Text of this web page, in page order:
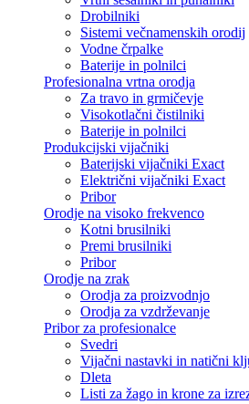
Drobilniki
Sistemi večnamenskih orodij
Vodne črpalke
Baterije in polnilci
Profesionalna vrtna orodja
Za travo in grmičevje
Visokotlačni čistilniki
Baterije in polnilci
Produkcijski vijačniki
Baterijski vijačniki Exact
Električni vijačniki Exact
Pribor
Orodje na visoko frekvenco
Kotni brusilniki
Premi brusilniki
Pribor
Orodje na zrak
Orodja za proizvodnjo
Orodja za vzdrževanje
Pribor za profesionalce
Svedri
Vijačni nastavki in natični
Dleta
Listi za žago in krone za